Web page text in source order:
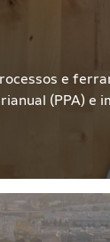
e
(PPA) e